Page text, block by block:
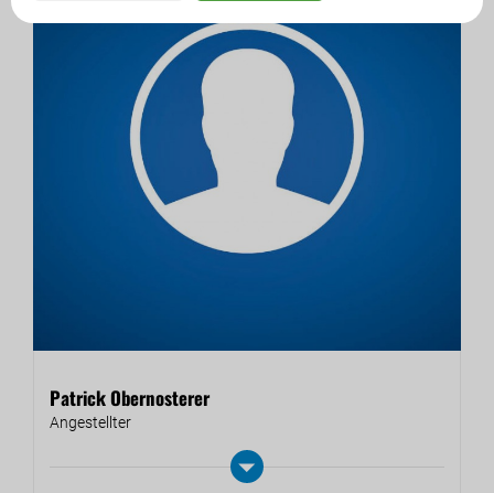
Patrick Obernosterer
An­ge­stell­ter